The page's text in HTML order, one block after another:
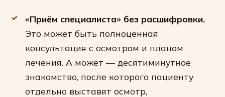
«Приём специалиста» без расшифровки.
Это может быть полноценная
консультация с осмотром и планом
лечения. А может — десятиминутное
знакомство, после которого пациенту
отдельно выставят осмотр,